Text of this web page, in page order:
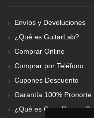
Envíos y Devoluciones
¿Qué es GuitarLab?
Comprar Online
Comprar por Teléfono
Cupones Descuento
Garantía 100% Pronorte
¿Qué es Gear Renove?